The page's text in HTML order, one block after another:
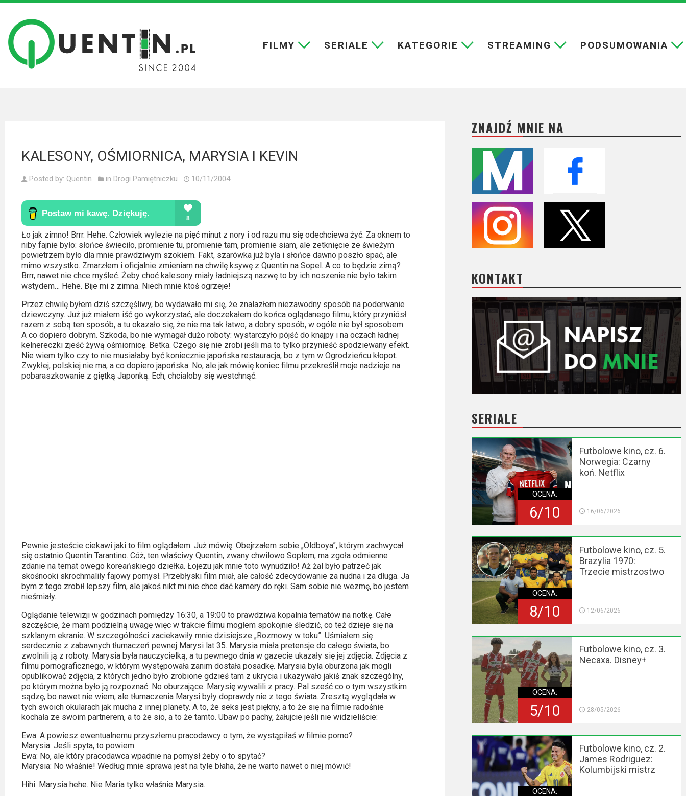
Filmy
Wszystkie
Seriale
Wszystkie
seriali
Kategorie
Bollywood
&
s-
ka
Filmy
dokumentalne
Horrory
Kino
Filmy
oparte
na
faktach
Thrillery
Streaming
Amazon
Prime
Video
Apple
TV
+
Disney+
FILMY SERIALE KATEGORIE STREAMING PODSUMOWANIA
KALESONY, OŚMIORNICA, MARYSIA I KEVIN
Posted by: Quentin in Drogi Pamiętniczku 10/11/2004
Ło jak zimno! Brrr. Hehe. Człowiek wylezie na pięć minut z nory i od razu mu się odechciewa żyć. Za oknem to
niby fajnie było: słońce świeciło, promienie tu, promienie tam, promienie siam, ale zetknięcie ze świeżym
powietrzem było dla mnie prawdziwym szokiem. Fakt, szarówka już była i słońce dawno poszło spać, ale
mimo wszystko. Zmarzłem i oficjalnie zmieniam na chwilę ksywę z Quentin na Sopel. A co to będzie zimą?
Brrr, nawet nie chce myśleć. Żeby choć kalesony miały ładniejszą nazwę to by ich noszenie nie było takim
wstydem… Hehe. Bije mi z zimna. Niech mnie ktoś ogrzeje!
Przez chwilę byłem dziś szczęśliwy, bo wydawało mi się, że znalazłem niezawodny sposób na poderwanie
dziewczyny. Już już miałem iść go wykorzystać, ale doczekałem do końca oglądanego filmu, który przyniósł
razem z sobą ten sposób, a tu okazało się, że nie ma tak łatwo, a dobry sposób, w ogóle nie był sposobem.
A co dopiero dobrym. Szkoda, bo nie wymagał dużo roboty: wystarczyło pójść do knajpy i na oczach ładnej
kelnereczki zjeść żywą ośmiornicę. Betka. Czego się nie zrobi jeśli ma to tylko przynieść spodziewany efekt.
Nie wiem tylko czy to nie musiałaby być koniecznie japońska restauracja, bo z tym w Ogrodzieńcu kłopot.
Zwykłej, polskiej nie ma, a co dopiero japońska. No, ale jak mówię koniec filmu przekreślił moje nadzieje na
pobaraszkowanie z giętką Japonką. Ech, chciałoby się westchnąć.
Pewnie jesteście ciekawi jaki to film oglądałem. Już mówię. Obejrzałem sobie „Oldboya”, którym zachwycał
się ostatnio Quentin Tarantino. Cóż, ten właściwy Quentin, zwany chwilowo Soplem, ma zgoła odmienne
zdanie na temat owego koreańskiego dziełka. Łojezu jak mnie toto wynudziło! Aż żal było patrzeć jak
skośnooki skrochmaliły fajowy pomysł. Przebłyski film miał, ale całość zdecydowanie za nudna i za długa. Ja
bym z tego zrobił lepszy film, ale jakoś nikt mi nie chce dać kamery do ręki. Sam sobie nie wezmę, bo jestem
nieśmiały.
Oglądanie telewizji w godzinach pomiędzy 16:30, a 19:00 to prawdziwa kopalnia tematów na notkę. Całe
szczęście, że mam podzielną uwagę więc w trakcie filmu mogłem spokojnie śledzić, co też dzieje się na
szklanym ekranie. W szczególności zaciekawiły mnie dzisiejsze „Rozmowy w toku”. Uśmiałem się
serdecznie z zabawnych tłumaczeń pewnej Marysi lat 35. Marysia miała pretensje do całego świata, bo
zwolnili ją z roboty. Marysia była nauczycielką, a tu pewnego dnia w gazecie ukazały się jej zdjęcia. Zdjęcia z
filmu pornograficznego, w którym występowała zanim dostała posadkę. Marysia była oburzona jak mogli
opublikować zdjęcia, z których jedno było zrobione gdzieś tam z ukrycia i ukazywało jakiś znak szczególny,
po którym można było ją rozpoznać. No oburzające. Marysię wywalili z pracy. Pal sześć co o tym wszystkim
sądzę, bo nawet nie wiem, ale tłumaczenia Marysi były doprawdy nie z tego świata. Zresztą wyglądała w
tych swoich okularach jak mucha z innej planety. A to, że seks jest piękny, a to że się na filmie radośnie
kochała ze swoim partnerem, a to że sio, a to że tamto. Ubaw po pachy, żałujcie jeśli nie widzieliście:
Ewa: A powiesz ewentualnemu przyszłemu pracodawcy o tym, że wystąpiłaś w filmie porno?
Marysia: Jeśli spyta, to powiem.
Ewa: No, ale który pracodawca wpadnie na pomysł żeby o to spytać?
Marysia: No właśnie! Według mnie sprawa jest na tyle błaha, że ne warto nawet o niej mówić!
Hihi. Marysia hehe. Nie Maria tylko właśnie Marysia.
ZNAJDŹ MNIE NA
KONTAKT
SERIALE
OCENA:
6/10
Futbolowe kino, cz. 6.
Norwegia: Czarny
koń. Netflix
16/06/2026
OCENA:
8/10
Futbolowe kino, cz. 5.
Brazylia 1970:
Trzecie mistrzostwo
12/06/2026
OCENA:
5/10
Futbolowe kino, cz. 3.
Necaxa. Disney+
28/05/2026
OCENA:
Futbolowe kino, cz. 2.
James Rodriguez:
Kolumbijski mistrz